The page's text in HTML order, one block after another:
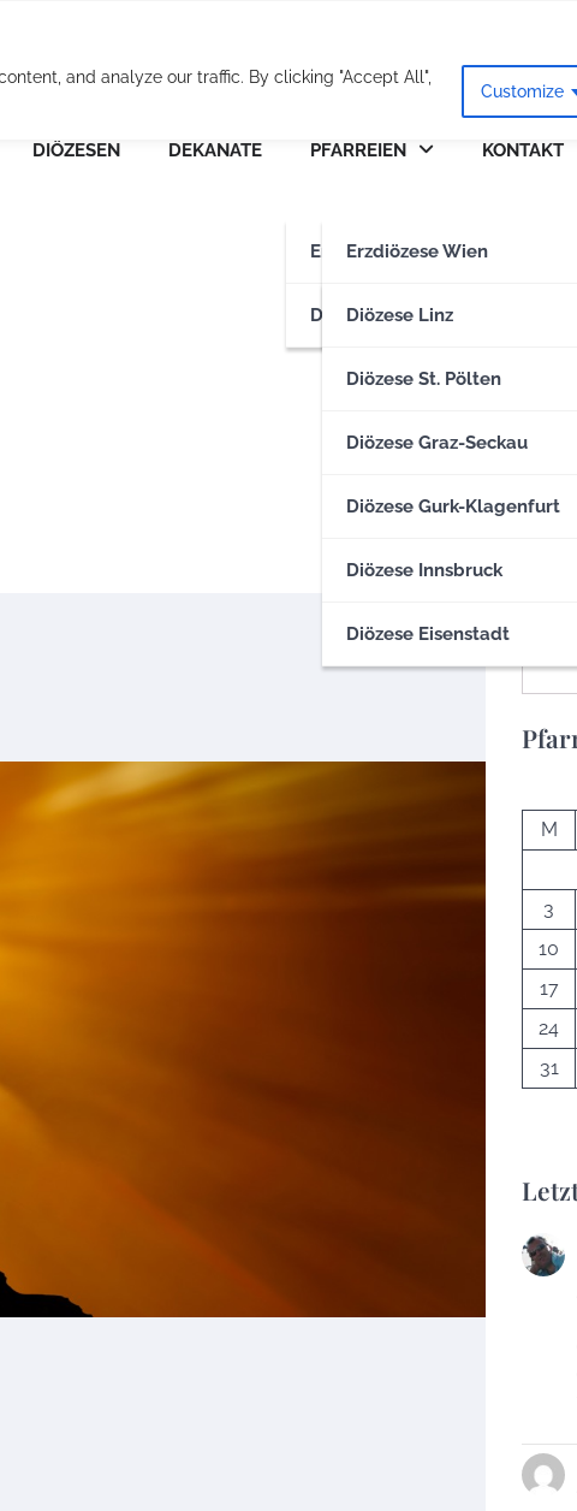
and analyze our traffic. By clicking "Accept All",
Customize
Pfarreie
DIÖZESEN DEKANATE PFARREIEN
Erzdiözesen
Erzdiözese Wien
Erzdiözese Salzburg
DiözesenDiözese Linz
Diözese St. Pölten
Diözese Graz-Seckau
Diözese Gurk-Klagenfurt
Diözese Innsbruck
Diözese Eisenstadt
KONTAKT
M
3
10
17
24
31